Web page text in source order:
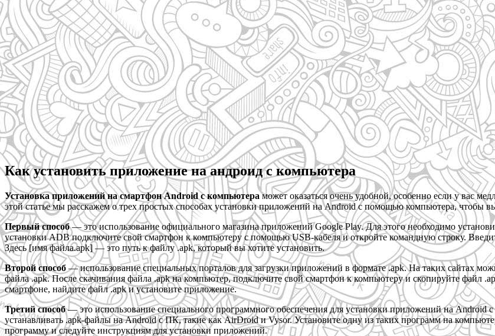
Как установить приложение на андроид с компьютера
Установка приложений на смартфон Android с компьютераможет оказаться очень удобной, особенно если у вас
этой статье мы расскажем о трех простых способах установки приложений на Android с помощью компьютера, чтобы
Первый способ— это использование официального магазина приложений Google Play. Для этого необходимо
установки ADB подключите свой смартфон к компьютеру с помощью USB-кабеля и откройте командную строку.
Здесь [имя файла.apk] — это путь к файлу .apk, который вы хотите установить.
Второй способ — использование специальных порталов для загрузки приложений в формате .apk. На таких сайтах
файла .apk. После скачивания файла .apk на компьютер, подключите свой смартфон к компьютеру и скопируйте файл
смартфоне, найдите файл .apk и установите приложение.
Третий способ— это использование специального программного обеспечения для установки приложений на Android
устанавливать .apk-файлы на Android с ПК, такие как AirDroid и Vysor. Установите одну из таких программ на
программу и следуйте инструкциям для установки приложений.